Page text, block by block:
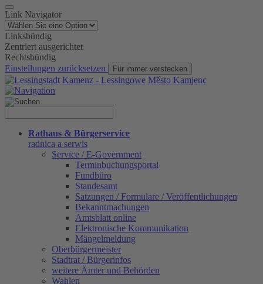
Link Navigator
Linksbündig
Zentriert ausgerichtet
Rechtsbündig
Einstellungen zurücksetzen
Für immer verstecken
Rathaus & Bürgerservice
radnica a serwis
Service / E-Government
Terminbuchungsportal
Fundbüro
Standesamt
Satzungen / Formulare / Veröffentlichungen
Bekanntmachungen
Amtsblatt online
Elektronische Kommunikation
Mängelmeldung
Oberbürgermeister
Stadtrat / Bürgerinfos
weitere Ämter und Behörden
Wahlen